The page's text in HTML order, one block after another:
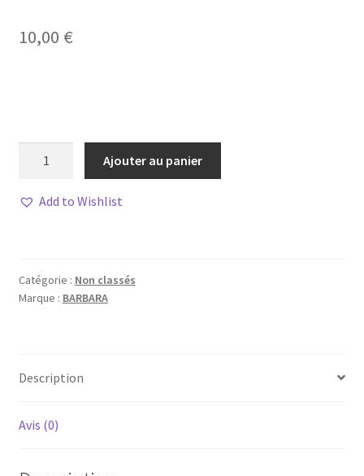
10,00 €
petite
dans
les
Ajouter au panier
Add to Wishlist
Catégorie : Non classés
Marque : BARBARA
Description
Avis (0)